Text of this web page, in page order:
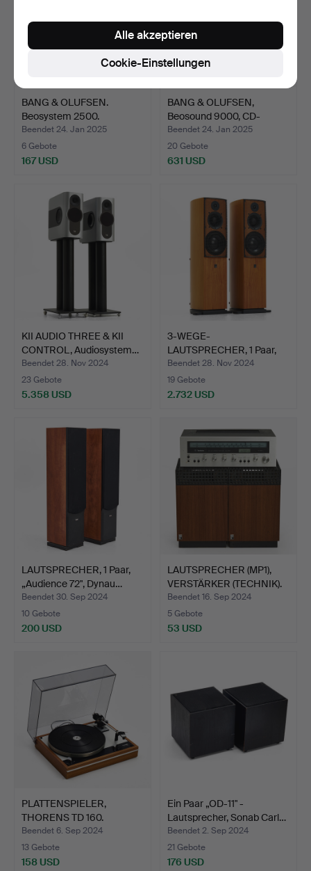
BANG & OLUFSEN.
Beosystem 2500.
Beendet 24. Jan 2025
6 Gebote
167 USD
BANG & OLUFSEN,
Beosound 9000, CD-
Wechsler.
Beendet 24. Jan 2025
20 Gebote
631 USD
KII AUDIO THREE & KII
CONTROL, Audiosystem…
Beendet 28. Nov 2024
23 Gebote
5.358 USD
3-WEGE-
LAUTSPRECHER, 1 Paar,
„SCM40A“, Kir…
Beendet 28. Nov 2024
19 Gebote
2.732 USD
LAUTSPRECHER, 1 Paar,
„Audience 72", Dynau…
Beendet 30. Sep 2024
10 Gebote
200 USD
LAUTSPRECHER (MP1),
VERSTÄRKER (TECHNIK).
…
Beendet 16. Sep 2024
5 Gebote
53 USD
PLATTENSPIELER,
THORENS TD 160.
Beendet 6. Sep 2024
13 Gebote
158 USD
Ein Paar „OD-11" -
Lautsprecher, Sonab Carl…
Beendet 2. Sep 2024
21 Gebote
176 USD
Cookie-Einstellungen
Alle akzeptieren